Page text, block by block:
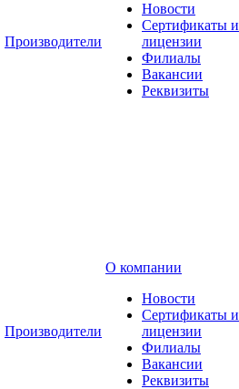
Производители
Новости
Сертификаты и
лицензии
Филиалы
Вакансии
Реквизиты
Производители
О компании
Новости
Сертификаты и
лицензии
Филиалы
Вакансии
Реквизиты